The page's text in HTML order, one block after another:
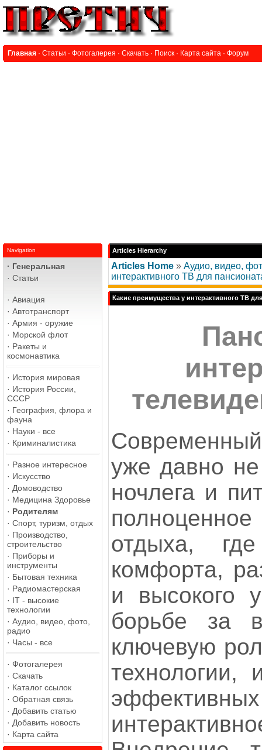
Главная · Статьи · Фотогалерея · Скачать · Поиск · Карта сайта · Форум
Navigation
· Генеральная
· Статьи
· Авиация
· Автотранспорт
· Армия - оружие
· Морской флот
· Ракеты и
космонавтика
· История мировая
· История России,
СССР
· География, флора и
фауна
· Науки - все
· Криминалистика
· Разное интересное
· Искусство
· Домоводство
· Медицина Здоровье
· Родителям
· Спорт, туризм, отдых
· Производство,
строительство
· Приборы и
инструменты
· Бытовая техника
· Радиомастерская
· IT - высокие
технологии
· Аудио, видео, фото,
радио
· Часы - все
· Фотогалерея
· Скачать
· Каталог ссылок
· Обратная связь
· Добавить статью
· Добавить новость
· Карта сайта
Articles Hierarchy
Articles Home » Аудио, видео,
интерактивного ТВ для
Какие преимущества у интерактивного ТВ
уже давно
ночлега и
отдыха,
комфорта,
и высокого
борьбе за
ключевую